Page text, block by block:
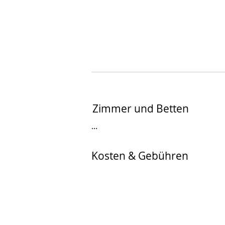
Zimmer und Betten
...
Kosten & Gebühren